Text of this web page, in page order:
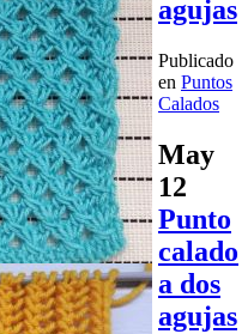
agujas
Publicado
en Puntos
Calados
May
12
Punto
calado
a dos
agujas